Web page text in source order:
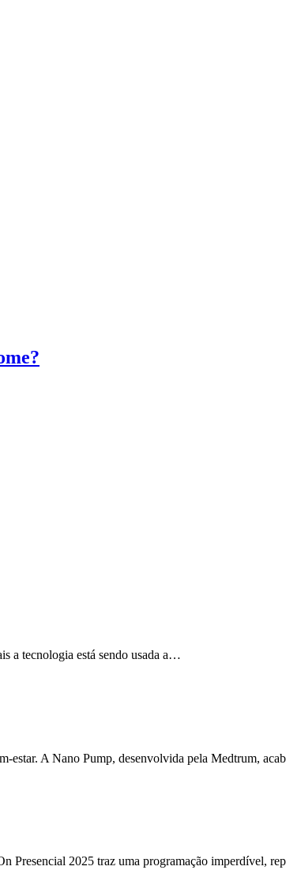
a tecnologia está sendo usada a…
estar. A Nano Pump, desenvolvida pela Medtrum,
Presencial 2025 traz uma programação imperdível,